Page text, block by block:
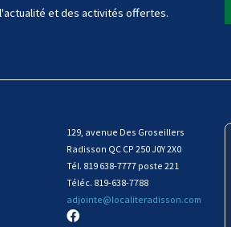
et des activités offertes.
129, avenue Des Groseillers
Radisson QC CP 250 J0Y 2X0
Tél. 819 638-7777 poste 221
Téléc. 819-638-7788
adjointe@localiteradisson.com